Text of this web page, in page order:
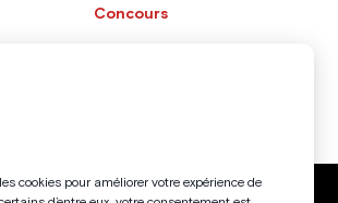
cookies pour améliorer votre expérience de
Concours
Conditions générales